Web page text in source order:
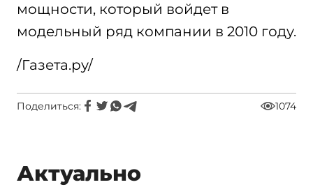
мощности, который войдет в
модельный ряд компании в 2010 году.
/Газета.ру/
Поделиться: 1074
Актуально